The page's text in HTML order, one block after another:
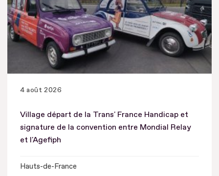
4 août 2026
Village départ de la Trans' France Handicap et
signature de la convention entre Mondial Relay
et l'Agefiph
Hauts-de-France